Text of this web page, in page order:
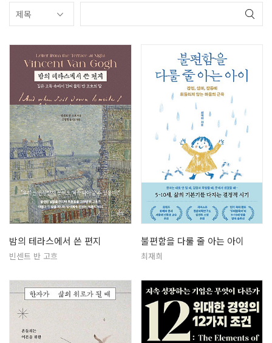
밤의 테라스에서 쓴 편지
빈센트 반 고흐
불편함을 다룰 줄 아는 아이
최재희